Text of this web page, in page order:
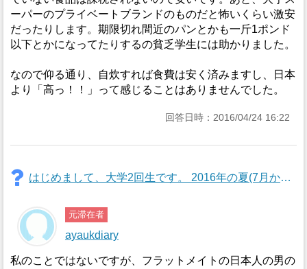
ーパーのプライベートブランドのものだと怖いくらい激安
だったりします。期限切れ間近のパンとかも一斤1ポンド
以下とかになってたりするの貧乏学生には助かりました。
なので仰る通り、自炊すれば食費は安く済みますし、日本
より「高っ！！」って感じることはありませんでした。
回答日時：2016/04/24 16:22
はじめまして、大学2回生です。 2016年の夏(7月から8月の間で1ヶ月)に私費でロンドンへの語学留学をしたいと思っている者ですが、留学が初めてなので、現在、現地の情報を自分で調べています。出来るだけ事前に情報を集めて、問題なくスムーズに留学出来るようにしたいと思っています。 情報収集で最も気になる点は現地でのトラブル事例なんですが、インターネット上ではなかなか見つけることができません。そこでこの場をお借りして、過去ロンドンへ滞在された方、もしくは現在ロンドンへ滞在されている方にご質問させてください。ロンドンで滞在中なにか困ったことやトラブルなどありましたでしょうか。もしご経験をお持ちの場合、どんな些細なことでも結構ですので、ご迷惑でなければ是非実際に起こったトラブルの事例を共有いただけないでしょうか?その際に、そのトラブルの発生経緯と解決までの流れなども簡潔に教えていただけますと幸いです。 起こってしまうことは仕方がなく、それでも憧れのロンドンへ留学をしたいと思っていますので、どうぞよろしくお願いいたします。
元滞在者
ayaukdiary
私のことではないですが、フラットメイトの日本人の男の